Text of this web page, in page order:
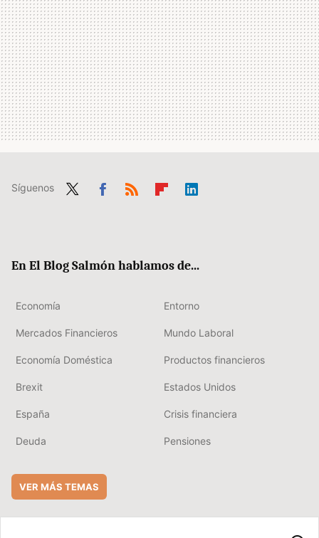
Síguenos
En El Blog Salmón hablamos de...
Economía Entorno
Mercados Financieros Mundo Laboral
Economía Doméstica Productos financieros
Brexit Estados Unidos
España Crisis financiera
Deuda Pensiones
VER MÁS TEMAS